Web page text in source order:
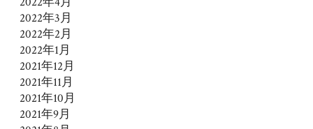
2022年3月
2022年2月
2022年1月
2021年12月
2021年11月
2021年10月
2021年9月